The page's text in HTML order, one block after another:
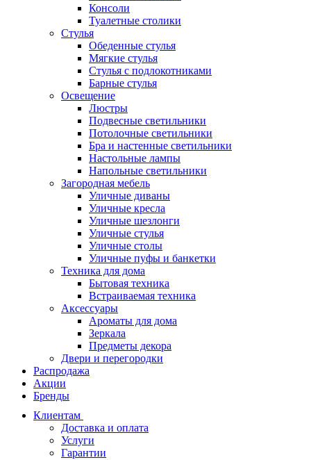
Консоли
Туалетные столики
Стулья
Обеденные стулья
Мягкие стулья
Стулья с подлокотниками
Барные стулья
Освещение
Люстры
Подвесные светильники
Потолочные светильники
Бра и настенные светильники
Настольные лампы
Напольные светильники
Загородная мебель
Уличные диваны
Уличные кресла
Уличные шезлонги
Уличные стулья
Уличные столы
Уличные пуфы и банкетки
Техника для дома
Бытовая техника
Встраиваемая техника
Аксессуары
Ароматы для дома
Зеркала
Предметы декора
Двери и перегородки
Распродажа
Акции
Бренды
Клиентам
Доставка и оплата
Услуги
Гарантии